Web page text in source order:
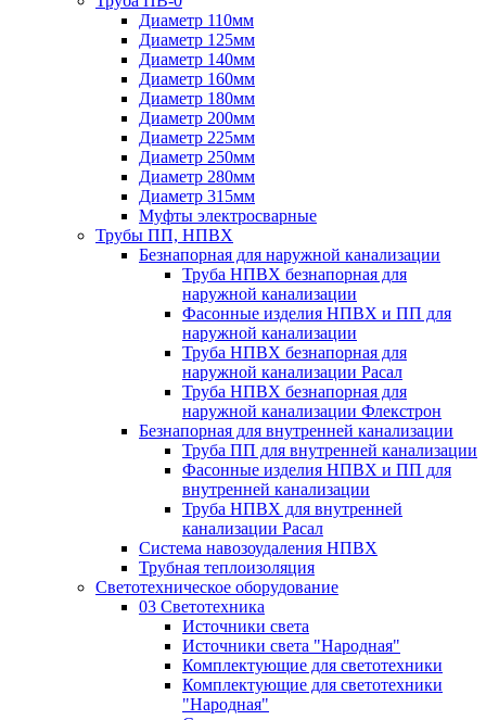
Диаметр 110мм
Диаметр 125мм
Диаметр 140мм
Диаметр 160мм
Диаметр 180мм
Диаметр 200мм
Диаметр 225мм
Диаметр 250мм
Диаметр 280мм
Диаметр 315мм
Муфты электросварные
Трубы ПП, НПВХ
Безнапорная для наружной канализации
Труба НПВХ безнапорная для
наружной канализации
Фасонные изделия НПВХ и ПП для
наружной канализации
Труба НПВХ безнапорная для
наружной канализации Расал
Труба НПВХ безнапорная для
наружной канализации Флекстрон
Безнапорная для внутренней канализации
Труба ПП для внутренней канализации
Фасонные изделия НПВХ и ПП для
внутренней канализации
Труба НПВХ для внутренней
канализации Расал
Система навозоудаления НПВХ
Трубная теплоизоляция
Светотехническое оборудование
03 Светотехника
Источники света
Источники света "Народная"
Комплектующие для светотехники
Комплектующие для светотехники
"Народная"